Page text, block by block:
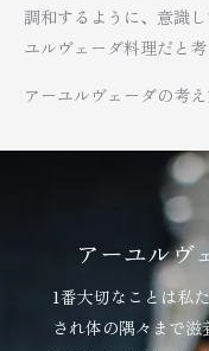
調和するように、意識
ユルヴェーダ料理だと考
アーユルヴェーダの考
アーユルヴ
1番大切なことは私
され体の隅々まで